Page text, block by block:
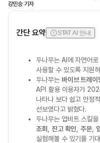
강민승 기자
간단 요약 STAT AI 안내
두나무는 AI에 자연어로
사용할 수 있도록 지원
두나무는 바이브 트레
API 활용 이용자가
나타나 보다 쉽고 안정
선보였다고 밝혔다.
두나무는 업비트 스킬
조회
잔고 확인 ,주문 ,
실험해볼 수 있기를 기